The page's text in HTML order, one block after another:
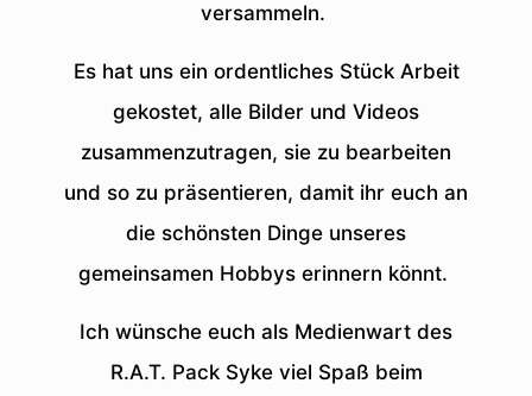
versammeln.
Es hat uns ein ordentliches Stück Arbeit
gekostet, alle Bilder und Videos
zusammenzutragen, sie zu bearbeiten
und so zu präsentieren, damit ihr euch an
die schönsten Dinge unseres
gemeinsamen Hobbys erinnern könnt.
Ich wünsche euch als Medienwart des
R.A.T. Pack Syke viel Spaß beim